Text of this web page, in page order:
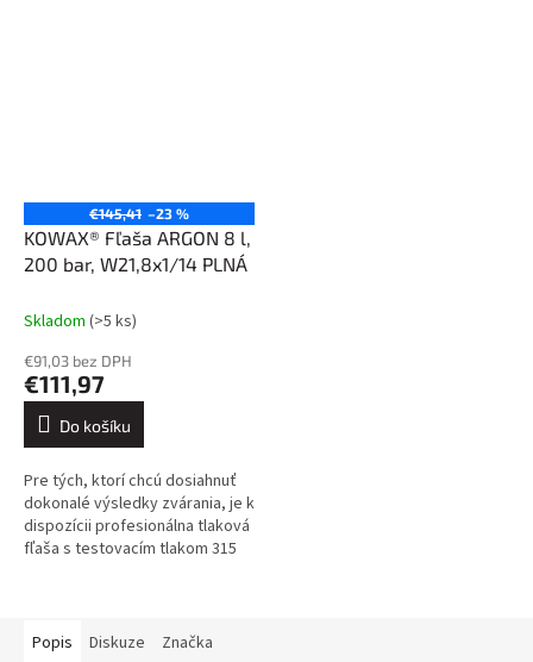
€145,41 –23 %
KOWAX® Fľaša ARGON 8 l,
200 bar, W21,8x1/14 PLNÁ
Skladom (>5 ks)
€91,03 bez DPH
€111,97
Do košíku
Pre tých, ktorí chcú dosiahnuť
dokonalé výsledky zvárania, je k
dispozícii profesionálna tlaková
fľaša s testovacím tlakom 315
Popis Diskuze Značka